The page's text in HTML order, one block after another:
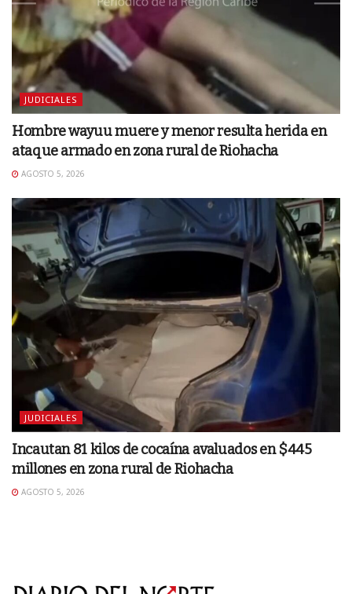
JUDICIALES
Hombre wayuu muere y menor resulta herida en
ataque armado en zona rural de Riohacha
AGOSTO 5, 2026
JUDICIALES
Incautan 81 kilos de cocaína avaluados en $445
millones en zona rural de Riohacha
AGOSTO 5, 2026